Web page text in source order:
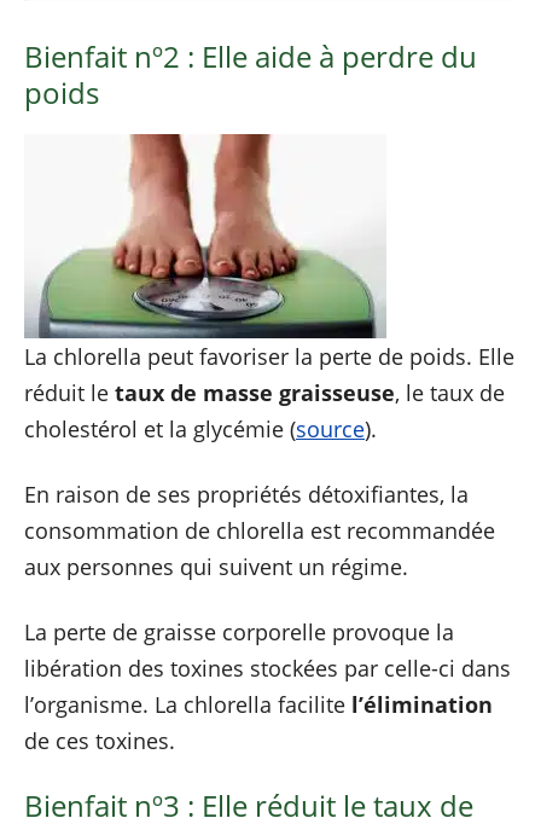
Bienfait nº2 : Elle aide à perdre du
poids
La chlorella peut favoriser la perte de poids. Elle
réduit le taux de masse graisseuse, le taux de
cholestérol et la glycémie (source).
En raison de ses propriétés détoxifiantes, la
consommation de chlorella est recommandée
aux personnes qui suivent un régime.
La perte de graisse corporelle provoque la
libération des toxines stockées par celle-ci dans
l’organisme. La chlorella facilite l’élimination
de ces toxines.
Bienfait nº3 : Elle réduit le taux de